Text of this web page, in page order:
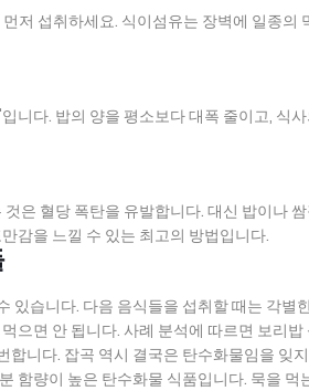
저 섭취하세요. 식이섬유는 장벽에 일종의
니다. 밥의 양을 평소보다 대폭 줄이고, 식
은 혈당 폭탄을 유발합니다. 대신 밥이나
감을 느낄 수 있는 최고의 방법입니다.
있습니다. 다음 음식들을 섭취할 때는 각별
으면 안 됩니다. 사례 분석에 따르면 보리
니다. 잡곡 역시 결국은 탄수화물임을 잊
함량이 높은 탄수화물 식품입니다. 묵을